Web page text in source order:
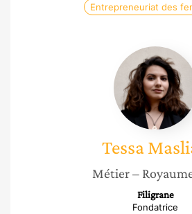
Entrepreneuriat des
Tessa
Masliah
Tessa
Métier –
Filigrane
Fondatrice